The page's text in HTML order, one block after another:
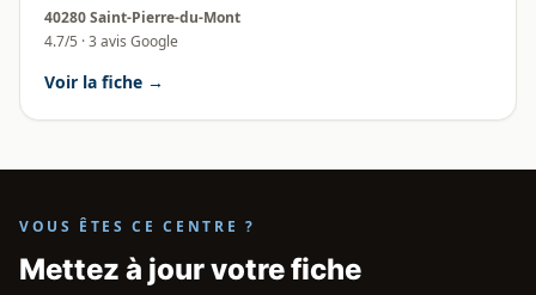
40280 Saint-Pierre-du-Mont
4.7/5 · 3 avis Google
Voir la fiche →
VOUS ÊTES CE CENTRE ?
Mettez à jour votre fiche